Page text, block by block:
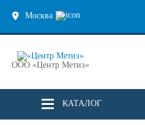
Москва
ООО «Центр Метиз»
КАТАЛОГ